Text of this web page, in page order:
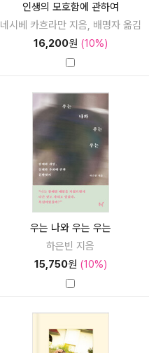
인생의 모호함에 관하여
네시베 카흐라만 지음, 배명자 옮김
16,200원 (10%)
우는 나와 우는 우는
하은빈 지음
15,750원 (10%)